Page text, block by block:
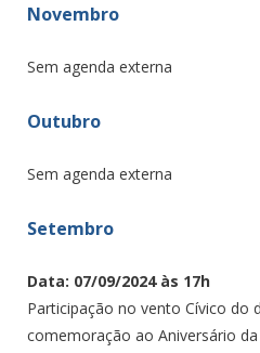
Novembro
Sem agenda externa
Outubro
Sem agenda externa
Setembro
Data: 07/09/2024 às 17h
Participação no vento Cívico do
comemoração ao Aniversário da